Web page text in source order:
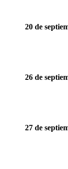
20 de
26 de
27 de